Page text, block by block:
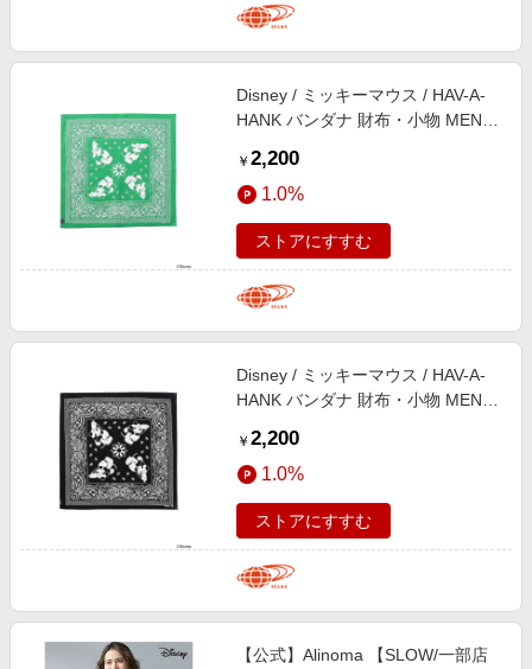
Disney / ミッキーマウス / HAV-A-
HANK バンダナ 財布・小物 MEN
￥ 2,200
1.0%
ストアにすすむ
Disney / ミッキーマウス / HAV-A-
HANK バンダナ 財布・小物 MEN
￥ 2,200
1.0%
ストアにすすむ
【公式】Alinoma 【SLOW/一部店